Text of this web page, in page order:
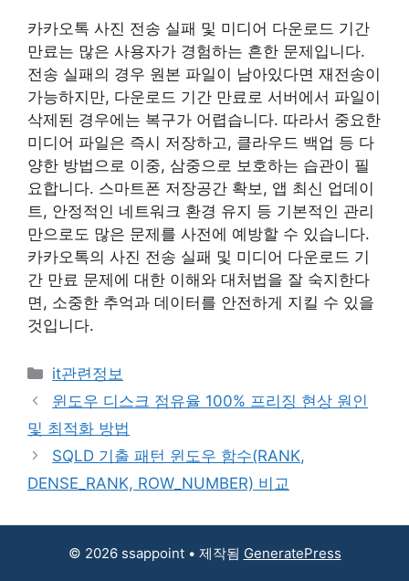
카카오톡 사진 전송 실패 및 미디어 다운로드 기간
만료는 많은 사용자가 경험하는 흔한 문제입니다.
전송 실패의 경우 원본 파일이 남아있다면 재전송이
가능하지만, 다운로드 기간 만료로 서버에서 파일이
삭제된 경우에는 복구가 어렵습니다. 따라서 중요한
미디어 파일은 즉시 저장하고, 클라우드 백업 등 다
양한 방법으로 이중, 삼중으로 보호하는 습관이 필
요합니다. 스마트폰 저장공간 확보, 앱 최신 업데이
트, 안정적인 네트워크 환경 유지 등 기본적인 관리
만으로도 많은 문제를 사전에 예방할 수 있습니다.
카카오톡의 사진 전송 실패 및 미디어 다운로드 기
간 만료 문제에 대한 이해와 대처법을 잘 숙지한다
면, 소중한 추억과 데이터를 안전하게 지킬 수 있을
것입니다.
카
테
리
it관련정보
윈도우 디스크 점유율 100% 프리징 현상 원인
및 최적화 방법
SQLD 기출 패턴 윈도우 함수(RANK,
DENSE_RANK, ROW_NUMBER) 비교
© 2026 ssappoint• 제작됨 GeneratePress